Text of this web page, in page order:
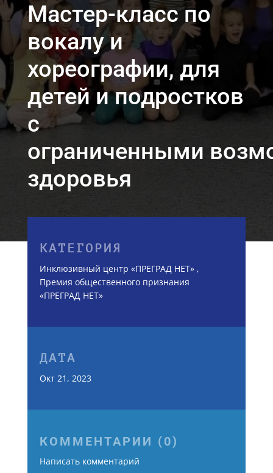
Мастер-класс по
вокалу и
хореографии, для
детей и подростков
с
ограниченными
здоровья
КАТЕГОРИЯ
Инклюзивный центр «ПРЕГРАД НЕТ»,
Премия общественного признания
«ПРЕГРАД НЕТ»
ДАТА
Окт 21, 2023
КОММЕНТАРИИ (0)
Написать комментарий